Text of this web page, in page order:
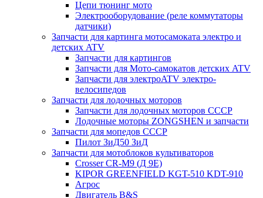
Цепи тюнинг мото
Электрооборудование (реле коммутаторы
датчики)
Запчасти для картинга мотосамоката электро и
детских ATV
Запчасти для картингов
Запчасти для Мото-самокатов детских ATV
Запчасти для электроATV электро-
велосипедов
Запчасти для лодочных моторов
Запчасти для лодочных моторов СССР
Лодочные моторы ZONGSHEN и запчасти
Запчасти для мопедов СССР
Пилот ЗиД50 ЗиД
Запчасти для мотоблоков культиваторов
Crosser CR-M9 (Д 9Е)
KIPOR GREENFIELD KGT-510 KDT-910
Агрос
Двигатель B&S